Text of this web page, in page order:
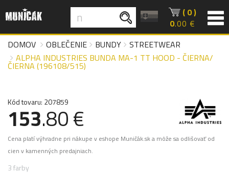
( 0 )
0.00 €
DOMOV
OBLEČENIE BUNDY
STREETWEAR
ALPHA INDUSTRIES BUNDA MA-1 TT HOOD - ČIERNA/
ČIERNA (196108/515)
Kód tovaru: 207859
153.80 €
Cena platí výhradne pri nákupe v eshope Muničák.sk a môže sa odlišovať od
cien v kamenných predajniach.
3 farby